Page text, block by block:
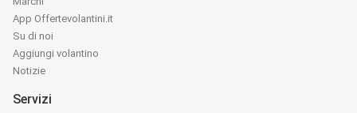
App Offertevolantini.it
Su di noi
Aggiungi volantino
Notizie
Servizi